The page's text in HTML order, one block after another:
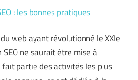
: les bonnes pratiques
web ayant révolutionné le XXIe
ne saurait être mise à
fait partie des activités les plus